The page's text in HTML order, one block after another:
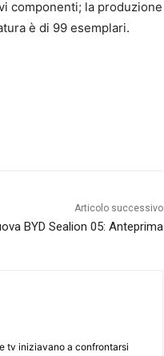
componenti; la produzione
è di 99 esemplari.
Articolo successivo
BYD Sealion 05: Anteprima
tv iniziavano a confrontarsi